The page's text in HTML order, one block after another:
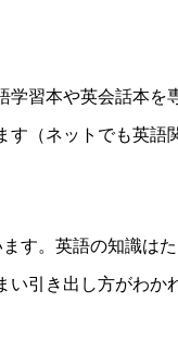
習本や英会話本を
（ネットでも英語
す。英語の知識は
引き出し方がわか